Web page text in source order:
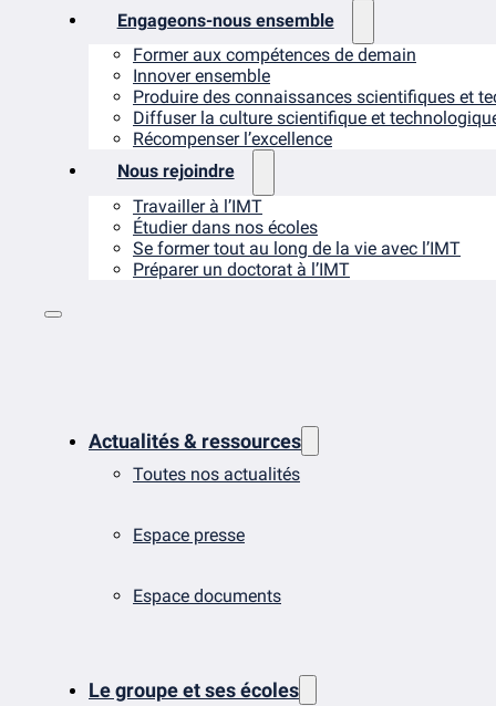
Engageons-nous ensemble
Former aux compétences de demain
Innover ensemble
Produire des connaissances scientifiques et
Diffuser la culture scientifique et
Récompenser l’excellence
Nous rejoindre
Travailler à l’IMT
Étudier dans nos écoles
Se former tout au long de la vie avec l’IMT
Préparer un doctorat à l’IMT
Actualités & ressources
Toutes nos actualités
Espace presse
Espace documents
Le groupe et ses écoles